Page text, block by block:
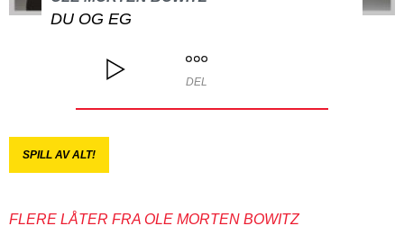
DU OG EG
DEL
SPILL AV ALT!
FLERE LÅTER FRA OLE MORTEN BOWITZ